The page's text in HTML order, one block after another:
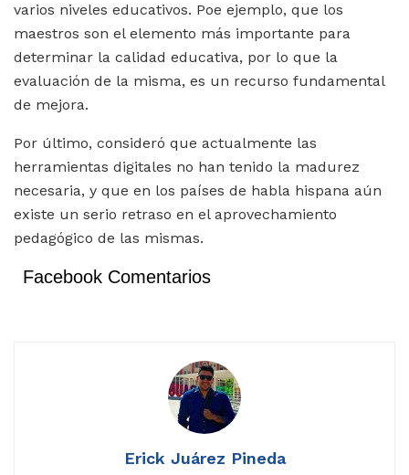
varios niveles educativos. Poe ejemplo, que los
maestros son el elemento más importante para
determinar la calidad educativa, por lo que la
evaluación de la misma, es un recurso fundamental
de mejora.
Por último, consideró que actualmente las
herramientas digitales no han tenido la madurez
necesaria, y que en los países de habla hispana aún
existe un serio retraso en el aprovechamiento
pedagógico de las mismas.
Facebook Comentarios
Erick Juárez Pineda